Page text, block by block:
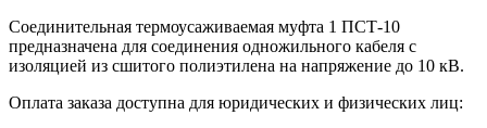
Соединительная термоусаживаемая муфта 1 ПСТ-10
предназначена для соединения одножильного кабеля с
изоляцией из сшитого полиэтилена на напряжение до 10 кВ.
Оплата заказа доступна для юридических и физических лиц: